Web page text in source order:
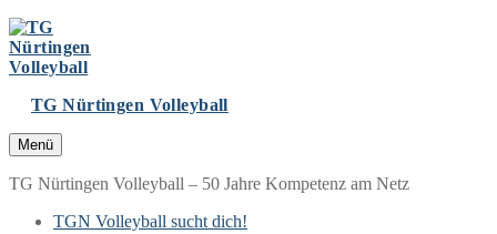
TG Nürtingen Volleyball
Menü
TG Nürtingen Volleyball – 50 Jahre Kompetenz am Netz
TGN Volleyball sucht dich!